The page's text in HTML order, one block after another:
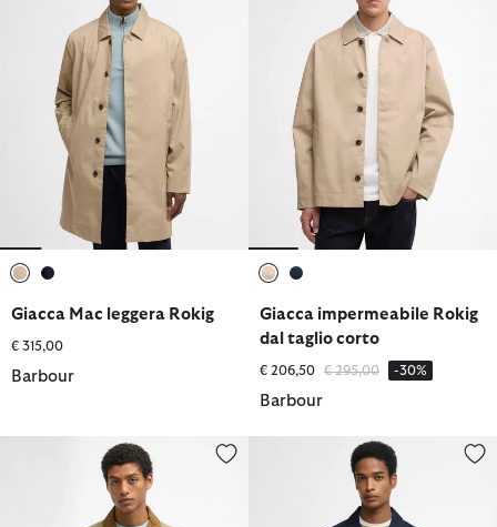
Giacca Mac leggera Rokig
€ 315,00
Barbour
Giacca impermeabile Rokig
dal taglio corto
€ 206,50 Prezzo ridotto da
€ 295,00a -30%
Barbour
Giacca antipioggia Modified SolwayGiacca Mac leggera Rokig